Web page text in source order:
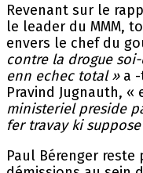
Revenant sur le
le leader du MMM,
envers le chef du
contre la drogue
enn echec total »a -
Pravind Jugnauth, «
ministeriel preside
fer travay ki
Paul Bérenger